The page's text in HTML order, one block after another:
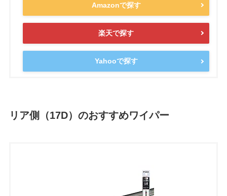
Amazonで探す
楽天で探す
Yahooで探す
リア側（17D）のおすすめワイパー